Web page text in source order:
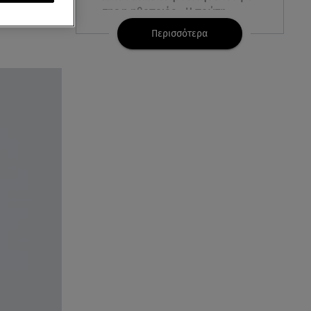
της η ηθοποιός - Η πρώτη
φωτογραφία
Περισσότερα